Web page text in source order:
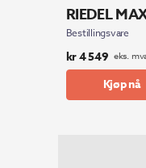
RIEDEL
Bestillingsvare
kr4 549 eks.
Kjøp nå